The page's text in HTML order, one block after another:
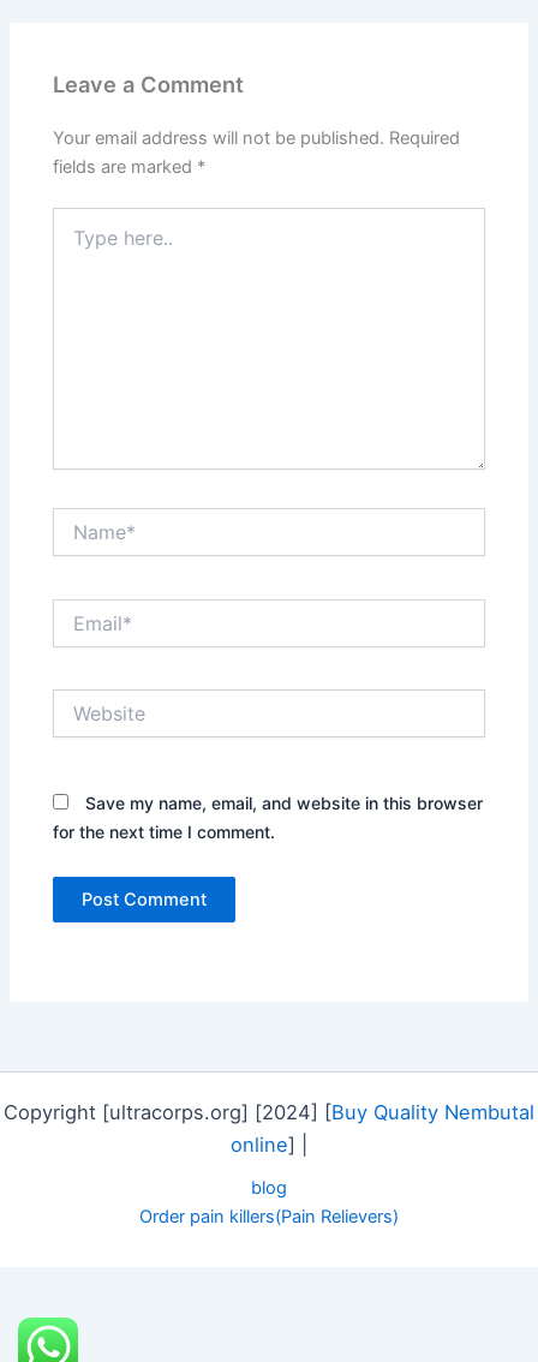
Leave a Comment
Your email address will not be published. Required
fields are marked *
here..
Save my name, email, and website in this browser
for the next time I comment.
Copyright [ultracorps.org] [2024] [Buy Quality Nembutal
online] |
blog
Order pain killers(Pain Relievers)